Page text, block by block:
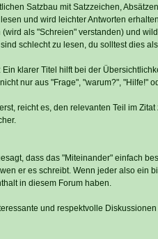
Satzbau mit Satzzeichen,
und wird leichter Antworten
als "Schreien" verstanden) und
schlecht zu lesen, du solltest dies
klarer Titel hilft bei der
nur aus "Frage", "warum?", "Hilfe!"
reicht es, den relevanten Teil im
dass das "Miteinander" einfach
er es schreibt. Wenn jeder also ein
in diesem Forum haben.
und respektvolle